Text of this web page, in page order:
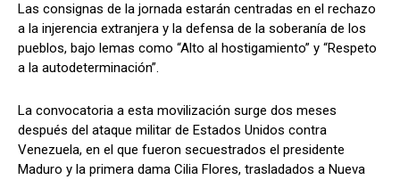
Las consignas de la jornada estarán centradas en el rechazo
a la injerencia extranjera y la defensa de la soberanía de los
pueblos, bajo lemas como “Alto al hostigamiento” y “Respeto
a la autodeterminación”.
La convocatoria a esta movilización surge dos meses
después del ataque militar de Estados Unidos contra
Venezuela, en el que fueron secuestrados el presidente
Maduro y la primera dama Cilia Flores, trasladados a Nueva